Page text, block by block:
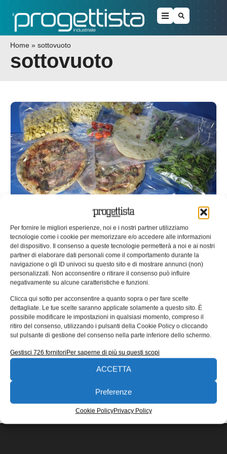
Per fornire le migliori esperienze, noi e i nostri partner utilizziamo
tecnologie come i cookie per memorizzare e/o accedere alle informazioni
del dispositivo. Il consenso a queste tecnologie permetterà a noi e ai nostri
partner di elaborare dati personali come il comportamento durante la
navigazione o gli ID univoci su questo sito e di mostrare annunci (non)
personalizzati. Non acconsentire o ritirare il consenso può influire
negativamente su alcune caratteristiche e funzioni.
Clicca qui sotto per acconsentire a quanto sopra o per fare scelte
dettagliate. Le tue scelte saranno applicate solamente a questo sito. È
possibile modificare le impostazioni in qualsiasi momento, compreso il
ritiro del consenso, utilizzando i pulsanti della Cookie Policy o cliccando
sul pulsante di gestione del consenso nella parte inferiore dello schermo.
Gestisci 726 fornitoriPer saperne di più su questi scopi
ACCETTA
Preferenze
Cookie PolicyPrivacy Policy
Home » sottovuoto
sottovuoto
BMB ha automatizzato il processo
del sottovuoto
BMB di Molina di Malo (VI) ha automatizzato la tecnica di
conservazione e packaging sottovuoto o in atmosfera
modificata, un punto fermo per molte industrie
Redazione 25/01/2023
EDICOLA WEB